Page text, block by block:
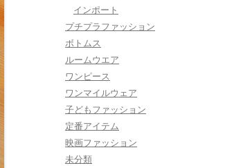
インポート
プチプラファッション
ボトムス
ルームウエア
ワンピース
ワンマイルウェア
子どもファッション
定番アイテム
映画ファッション
未分類